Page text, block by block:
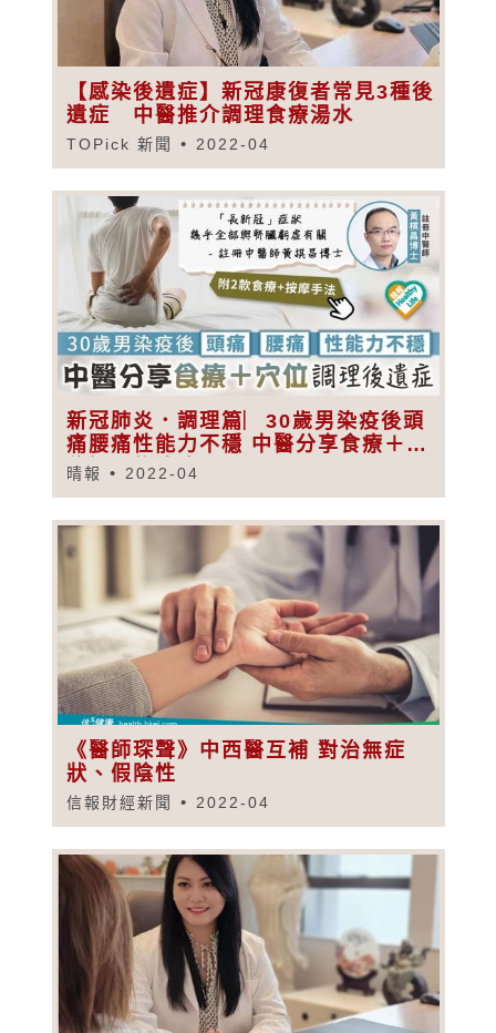
【感染後遺症】新冠康復者常見3種後
遺症 中醫推介調理食療湯水
TOPick 新聞 2022-04
新冠肺炎．調理篇︳30歲男染疫後頭
痛腰痛性能力不穩 中醫分享食療＋穴
位調理後遺症
晴報 2022-04
《醫師琛聲》中西醫互補 對治無症
狀、假陰性
信報財經新聞 2022-04